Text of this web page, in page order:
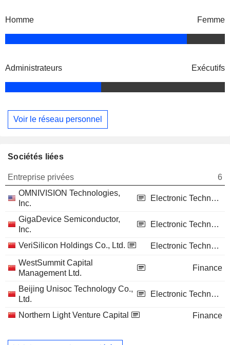
Homme Femme
Administrateurs Exécutifs
Voir le réseau personnel
Sociétés liées
Entreprise privées
6
OMNIVISION Technologies,
Inc.
Electronic Technology
GigaDevice Semiconductor,
Inc.
Electronic Technology
VeriSilicon Holdings Co., Ltd.
Electronic Technology
WestSummit Capital
Management Ltd.
Finance
Beijing Unisoc Technology Co.,
Ltd.
Electronic Technology
Northern Light Venture Capital Finance